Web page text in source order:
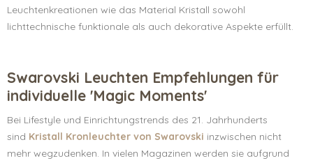
Leuchtenkreationen wie das Material Kristall sowohl
lichttechnische funktionale als auch dekorative Aspekte erfüllt.
Swarovski Leuchten Empfehlungen für
individuelle 'Magic Moments'
Bei Lifestyle und Einrichtungstrends des 21. Jahrhunderts
sind Kristall Kronleuchter von Swarovski inzwischen nicht
mehr wegzudenken. In vielen Magazinen werden sie aufgrund